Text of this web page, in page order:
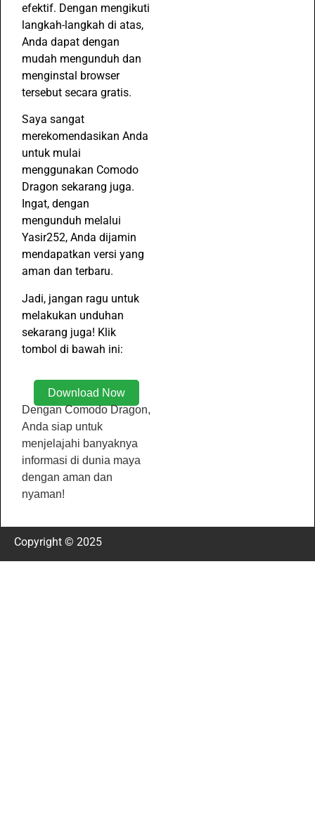
efektif. Dengan mengikuti
langkah-langkah di atas,
Anda dapat dengan
mudah mengunduh dan
menginstal browser
tersebut secara gratis.
Saya sangat
merekomendasikan Anda
untuk mulai
menggunakan Comodo
Dragon sekarang juga.
Ingat, dengan
mengunduh melalui
Yasir252, Anda dijamin
mendapatkan versi yang
aman dan terbaru.
Jadi, jangan ragu untuk
melakukan unduhan
sekarang juga! Klik
tombol di bawah ini:
Download Now
Dengan Comodo Dragon,
Anda siap untuk
menjelajahi banyaknya
informasi di dunia maya
dengan aman dan
nyaman!
Copyright © 2025